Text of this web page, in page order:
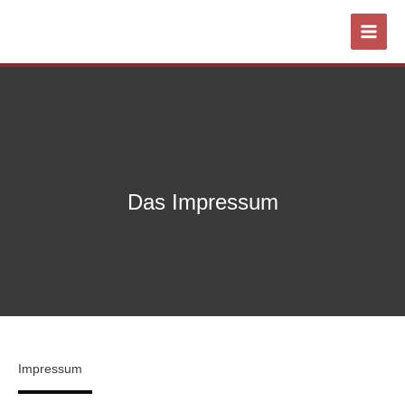
Das Impressum
Impressum